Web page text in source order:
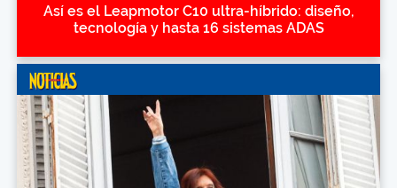
Así es el Leapmotor C10 ultra-híbrido: diseño,
tecnología y hasta 16 sistemas ADAS